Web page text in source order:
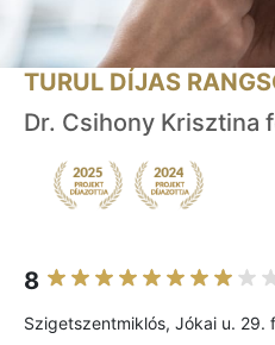
TURUL DÍJAS
Dr. Csihony Krisztina
8
Szigetszentmiklós, Jókai u. 29.